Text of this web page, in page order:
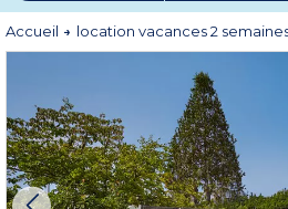
À cette occasion, Odalys Vacances vous
avec des séjours de deux semaines
concrète de rendre hommage aux congés
Après tout, si les vacances existent depuis 90
raison de ne pas s’en priver.
C’est ça les vacances !
Accueil location vacances 2